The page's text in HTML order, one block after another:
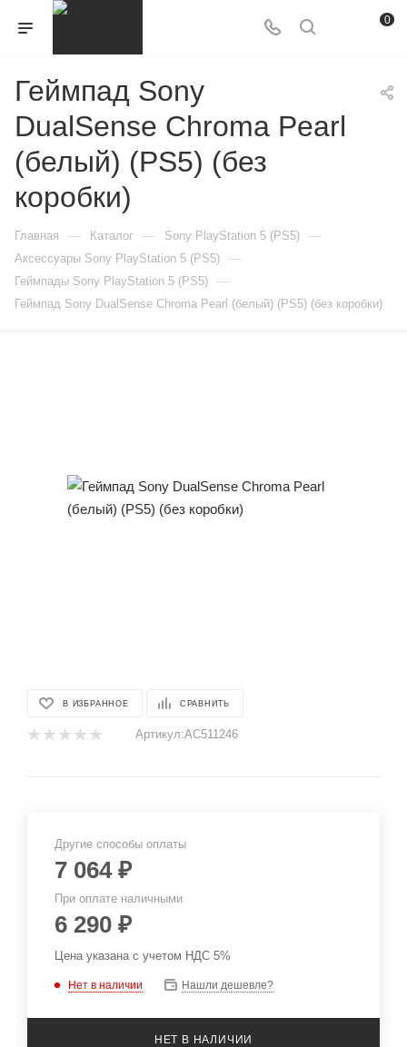
0
Геймпад Sony
DualSense Chroma Pearl
(белый) (PS5) (без
коробки)
Главная — Каталог — Sony PlayStation 5 (PS5) —
Аксессуары Sony PlayStation 5 (PS5) —
Геймпады Sony PlayStation 5 (PS5) —
Геймпад Sony DualSense Chroma Pearl (белый) (PS5) (без коробки)
В ИЗБРАННОЕ СРАВНИТЬ
Артикул:AC511246
Другие способы оплаты
7 064₽
При оплате наличными
6 290 ₽
Цена указана с учетом НДС 5%
Нет в наличии Нашли дешевле?
НЕТ В НАЛИЧИИ